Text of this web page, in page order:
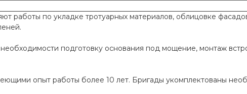
работы по укладке тротуарных материалов, облицовке
подготовку основания под мощение, монтаж
опыт работы более 10 лет. Бригады укомплектованы